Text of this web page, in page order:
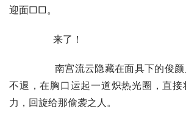
迎面□□。
来了！
南宫流云隐藏在面具下的俊颜
不退，在胸口运起一道炽热光圈，直
力，回旋给那偷袭之人。